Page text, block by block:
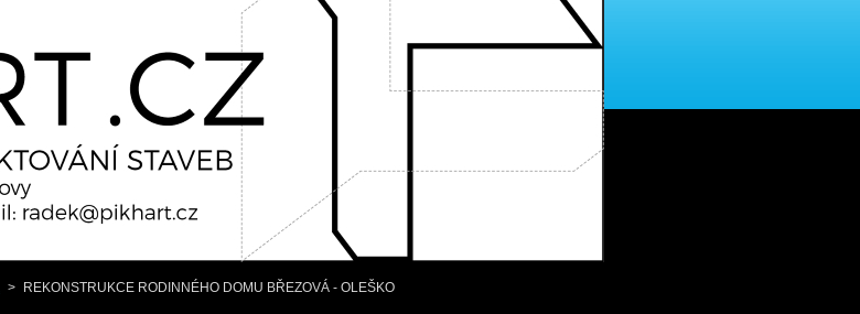
> REKONSTRUKCE RODINNÉHO DOMU BŘEZOVÁ - OLEŠKO